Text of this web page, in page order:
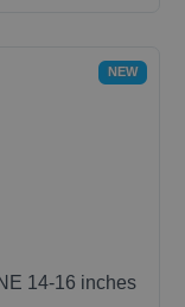
NEW
14-16 inches